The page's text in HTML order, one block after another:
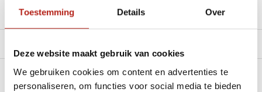
Toestemming Details Over
Deze website maakt gebruik van cookies
We gebruiken cookies om content en advertenties te
personaliseren, om functies voor social media te bieden
Productomschrijving
Heb je een vraag over dit product?